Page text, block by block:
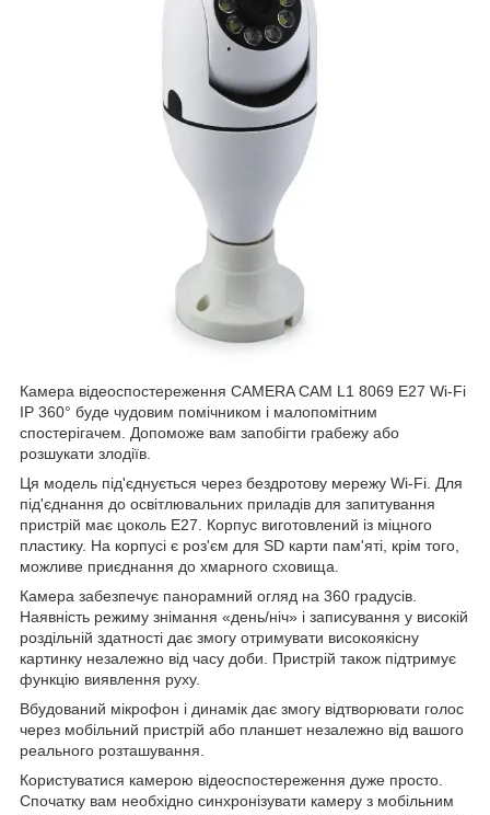
Камера відеоспостереження CAMERA CAM L1 8069 E27 Wi-Fi
IP 360° буде чудовим помічником і малопомітним
спостерігачем. Допоможе вам запобігти грабежу або
розшукати злодіїв.
Ця модель під'єднується через бездротову мережу Wi-Fi. Для
під'єднання до освітлювальних приладів для запитування
пристрій має цоколь Е27. Корпус виготовлений із міцного
пластику. На корпусі є роз'єм для SD карти пам'яті, крім того,
можливе приєднання до хмарного сховища.
Камера забезпечує панорамний огляд на 360 градусів.
Наявність режиму знімання «день/ніч» і записування у високій
роздільній здатності дає змогу отримувати високоякісну
картинку незалежно від часу доби. Пристрій також підтримує
функцію виявлення руху.
Вбудований мікрофон і динамік дає змогу відтворювати голос
через мобільний пристрій або планшет незалежно від вашого
реального розташування.
Користуватися камерою відеоспостереження дуже просто.
Спочатку вам необхідно синхронізувати камеру з мобільним